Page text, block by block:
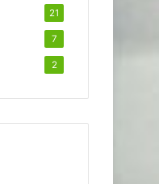
21
7
2